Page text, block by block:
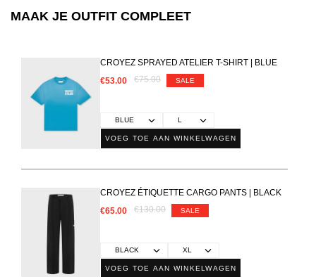
MAAK JE OUTFIT COMPLEET
CROYEZ SPRAYED ATELIER T-SHIRT | BLUE
€53.00
€75.00 SALE
VOEG TOE AAN WINKELWAGEN
CROYEZ ÉTIQUETTE CARGO PANTS | BLACK
€65.00
€130.00 SALE
VOEG TOE AAN WINKELWAGEN